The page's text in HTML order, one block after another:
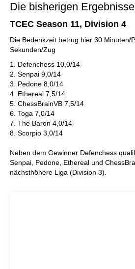
Die bisherigen
TCEC Season 11, Division 4
Die Bedenkzeit betrug hier 30 Minuten/
Sekunden/Zug
1. Defenchess 10,0/14
2. Senpai 9,0/14
3. Pedone 8,0/14
4. Ethereal 7,5/14
5. ChessBrainVB 7,5/14
6. Toga 7,0/14
7. The Baron 4,0/14
8. Scorpio 3,0/14
Neben dem Gewinner Defenchess
Senpai, Pedone, Ethereal und
nächsthöhere Liga (Division 3).